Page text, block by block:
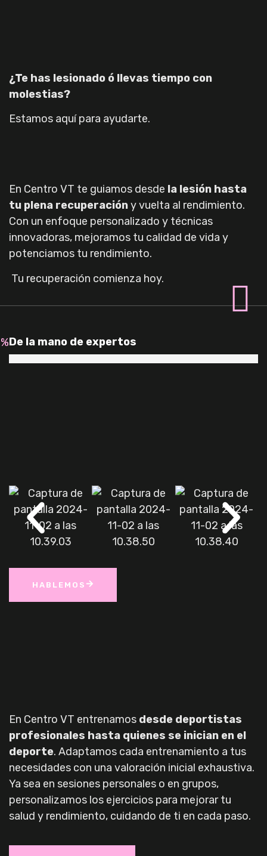
¿Te has lesionado ó llevas tiempo con
molestias?
Estamos aquí para ayudarte.
En Centro VT te guiamos desde la lesión hasta
tu plena recuperacióny vuelta al rendimiento.
Con un enfoque personalizado y técnicas
innovadoras, mejoramos tu calidad de vida y
potenciamos tu rendimiento.
Tu recuperación comienza hoy.
De la mano de expertos
%
HABLEMOS
En Centro VT entrenamos desde deportistas
profesionales hasta quienes se inician en el
deporte. Adaptamos cada entrenamiento a tus
necesidades con una valoración inicial exhaustiva.
Ya sea en sesiones personales o en grupos,
personalizamos los ejercicios para mejorar tu
salud y rendimiento, cuidando de ti en cada paso.